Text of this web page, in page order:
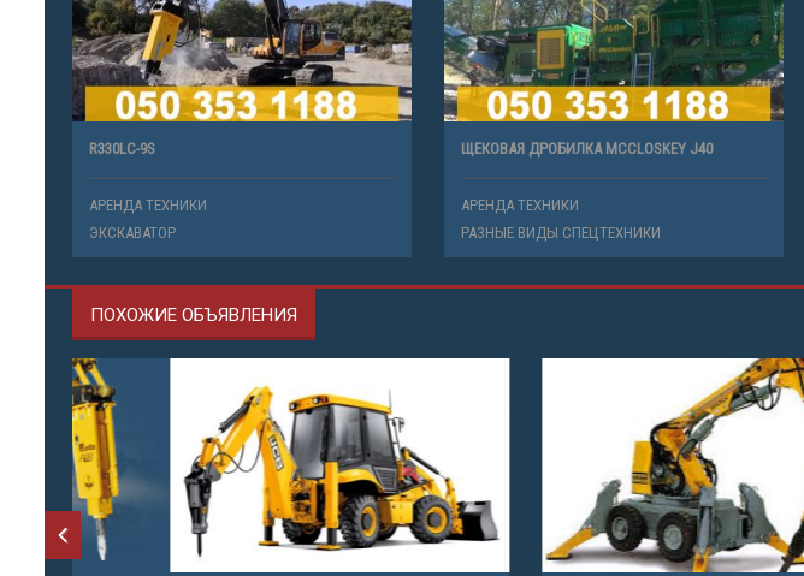
R330LC-9S
АРЕНДА ТЕХНИКИ
ЭКСКАВАТОР
ЩЕКОВАЯ ДРОБИЛКА MCCLOSKEY J40
АРЕНДА ТЕХНИКИ
РАЗНЫЕ ВИДЫ СПЕЦТЕХНИКИ
ПОХОЖИЕ ОБЪЯВЛЕНИЯ